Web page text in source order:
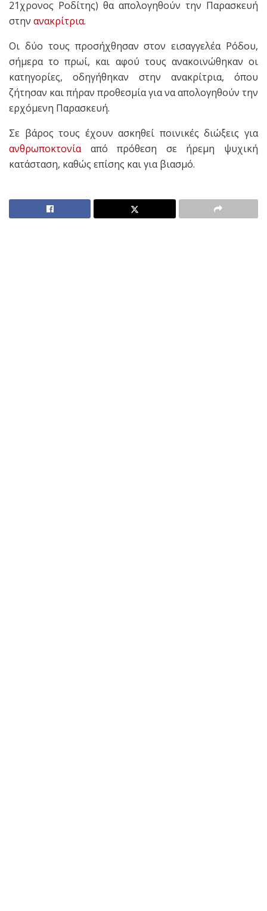
21χρονος Ροδίτης) θα απολογηθούν την Παρασκευή
στην ανακρίτρια.
Οι δύο τους προσήχθησαν στον εισαγγελέα Ρόδου,
σήμερα το πρωί, και αφού τους ανακοινώθηκαν οι
κατηγορίες, οδηγήθηκαν στην ανακρίτρια, όπου
ζήτησαν και πήραν προθεσμία για να απολογηθούν την
ερχόμενη Παρασκευή.
Σε βάρος τους έχουν ασκηθεί ποινικές διώξεις για
ανθρωποκτονίααπό πρόθεση σε ήρεμη ψυχική
κατάσταση, καθώς επίσης και για βιασμό.